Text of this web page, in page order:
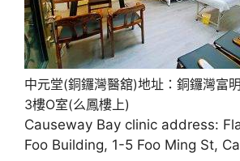
中元堂(銅鑼灣醫舘)地址：銅鑼灣富
3樓O室(么鳳樓上)
Causeway Bay clinic address:
Foo Building, 1-5 Foo Ming St,